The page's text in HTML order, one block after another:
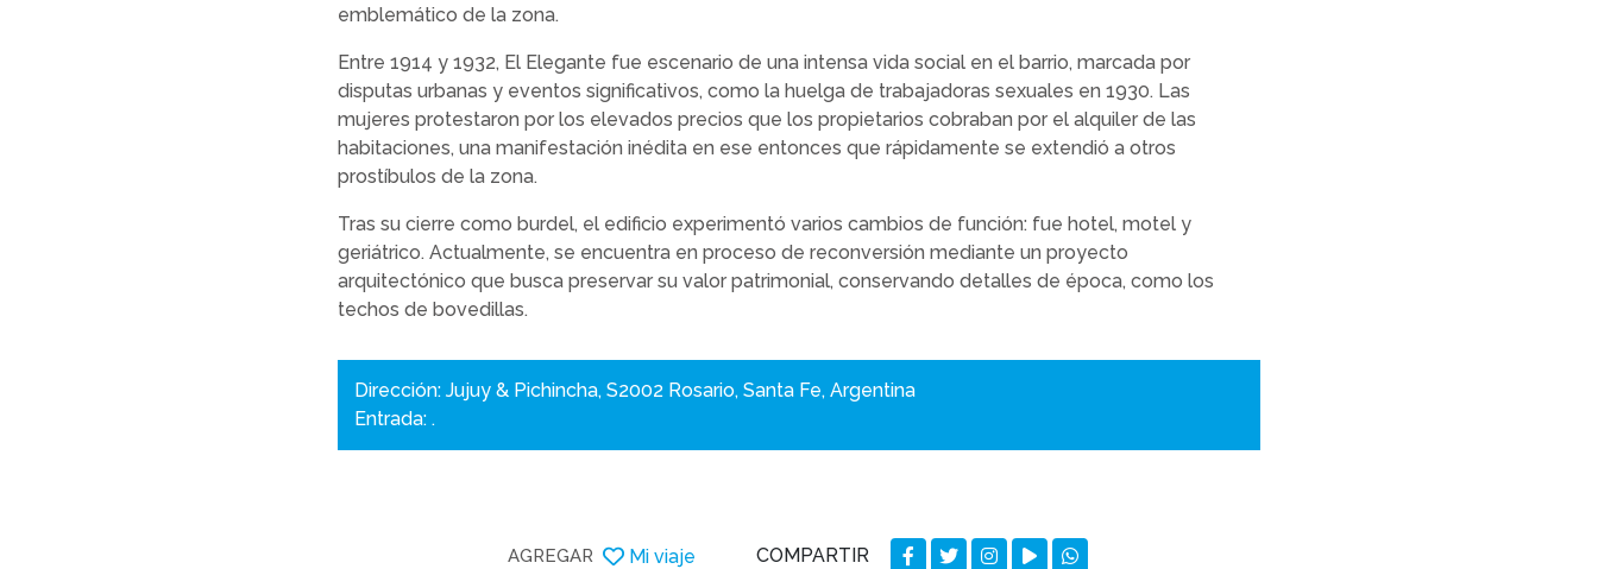
emblemático de la zona.
Entre 1914 y 1932, El Elegante fue escenario de una intensa vida social en el barrio, marcada por
disputas urbanas y eventos significativos, como la huelga de trabajadoras sexuales en 1930. Las
mujeres protestaron por los elevados precios que los propietarios cobraban por el alquiler de las
habitaciones, una manifestación inédita en ese entonces que rápidamente se extendió a otros
prostíbulos de la zona.
Tras su cierre como burdel, el edificio experimentó varios cambios de función: fue hotel, motel y
geriátrico. Actualmente, se encuentra en proceso de reconversión mediante un proyecto
arquitectónico que busca preservar su valor patrimonial, conservando detalles de época, como los
techos de bovedillas.
Dirección: Jujuy & Pichincha, S2002 Rosario, Santa Fe, Argentina
Entrada: .
AGREGAR Mi viaje COMPARTIR